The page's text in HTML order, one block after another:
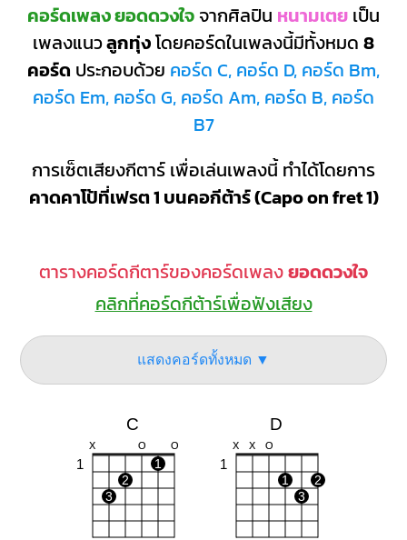
คอร์ดเพลง ยอดดวงใจ จากศิลปิน หนามเตย เป็น
เพลงแนวลูกทุ่งโดยคอร์ดในเพลงนี้มีทั้งหมด 8
คอร์ด ประกอบด้วย คอร์ด C, คอร์ด D, คอร์ด Bm,
คอร์ด Em, คอร์ด G, คอร์ด Am, คอร์ด B, คอร์ด
B7
การเซ็ตเสียงกีตาร์ เพื่อเล่นเพลงนี้ ทำได้โดยการ
คาดคาโป้ที่เฟรต 1 บนคอกีต้าร์ (Capo on fret 1)
ตารางคอร์ดกีตาร์ของคอร์ดเพลงยอดดวงใจ
คลิกที่คอร์ดกีต้าร์เพื่อฟังเสียง
แสดงคอร์ดทั้งหมด ▼
C
X O O
1
1
2
3
D
X X O
1
1
2
3